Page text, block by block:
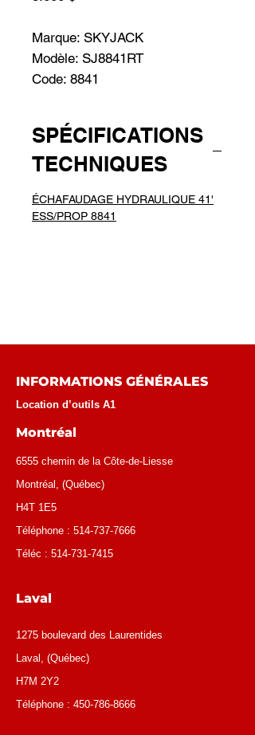
Marque: SKYJACK
Modèle: SJ8841RT
Code: 8841
SPÉCIFICATIONS
TECHNIQUES
ÉCHAFAUDAGE HYDRAULIQUE 41'
ESS/PROP 8841
INFORMATIONS GÉNÉRALES
Location d’outils A1
Montréal
6555 chemin de la Côte-de-Liesse
Montréal , (Québec)
H4T 1E5
Téléphone : 514-737-7666
Téléc : 514-731-7415
Laval
1275 boulevard des Laurentides
Laval, (Québec)
H7M 2Y2
Téléphone : 450-786-8666